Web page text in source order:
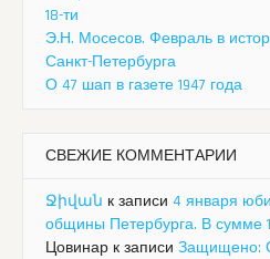
18-ти
Э.Н. Мосесов. Февраль в
Санкт-Петербурга
О 47 шап в газете 1947 года
СВЕЖИЕ КОММЕНТАРИИ
Ջիվան к записи 4 января
общины Петербурга. В сумме
Цовинар к записи Защищено: